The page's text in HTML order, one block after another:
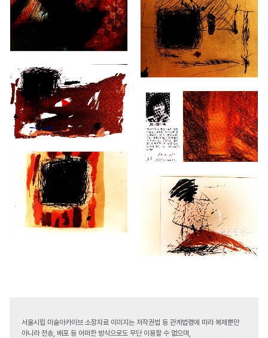
서울시립 미술아카이브 소장자료 이미지는 저작권법 등 관계법령에 따라 복제뿐만
아니라 전송, 배포 등 어떠한 방식으로도 무단 이용할 수 없으며,